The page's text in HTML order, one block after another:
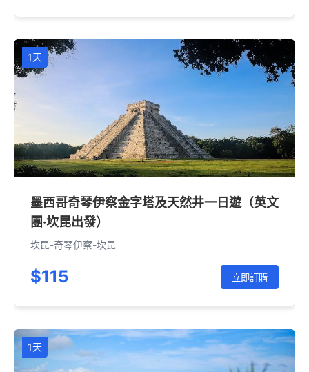
1天
墨西哥奇琴伊察金字塔及天然井一日遊（英文
團·坎昆出發）
坎昆-奇琴伊察-坎昆
$115 立即訂購
1天